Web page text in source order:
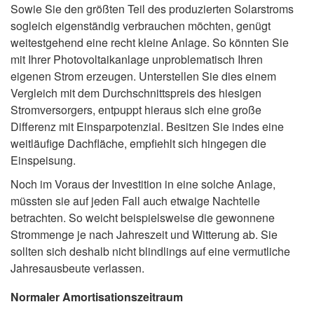
Sowie Sie den größten Teil des produzierten Solarstroms
sogleich eigenständig verbrauchen möchten, genügt
weitestgehend eine recht kleine Anlage. So könnten Sie
mit Ihrer Photovoltaikanlage unproblematisch Ihren
eigenen Strom erzeugen. Unterstellen Sie dies einem
Vergleich mit dem Durchschnittspreis des hiesigen
Stromversorgers, entpuppt hieraus sich eine große
Differenz mit Einsparpotenzial. Besitzen Sie indes eine
weitläufige Dachfläche, empfiehlt sich hingegen die
Einspeisung.
Noch im Voraus der Investition in eine solche Anlage,
müssten sie auf jeden Fall auch etwaige Nachteile
betrachten. So weicht beispielsweise die gewonnene
Strommenge je nach Jahreszeit und Witterung ab. Sie
sollten sich deshalb nicht blindlings auf eine vermutliche
Jahresausbeute verlassen.
Normaler Amortisationszeitraum